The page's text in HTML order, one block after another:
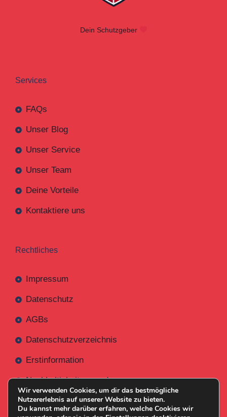
Dein Schutzgeber
Services
FAQs
Unser Blog
Unser Service
Unser Team
Deine Vorteile
Kontaktiere uns
Rechtliches
Impressum
Datenschutz
AGBs
Datenschutzverzeichnis
Erstinformation
Nachhaltigkeitsverordnung
Wir verwenden Cookies, um dir das bestmögliche
Nutzererlebnis auf unserer Website zu bieten.
Du kannst mehr darüber erfahren, welche Cookies wir